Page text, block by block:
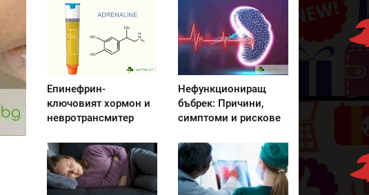
Епинефрин-
ключовият хормон и
невротрансмитер
Нефункциониращ
бъбрек: Причини,
симптоми и рискове